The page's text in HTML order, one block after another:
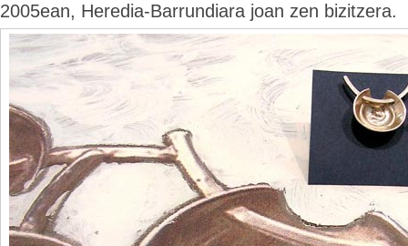
2005ean, Heredia-Barrundiara joan zen bizitzera.